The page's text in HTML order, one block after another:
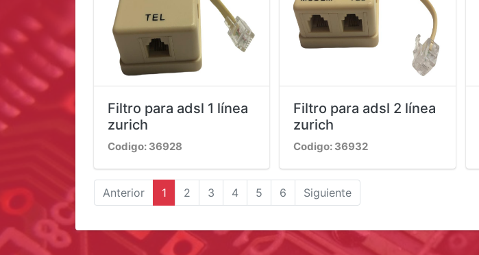
Filtro para adsl 1 línea
zurich
Codigo: 36928
Filtro para adsl 2 línea
zurich
Codigo: 36932
Anterior 1 2 3 4 5 6 Siguiente